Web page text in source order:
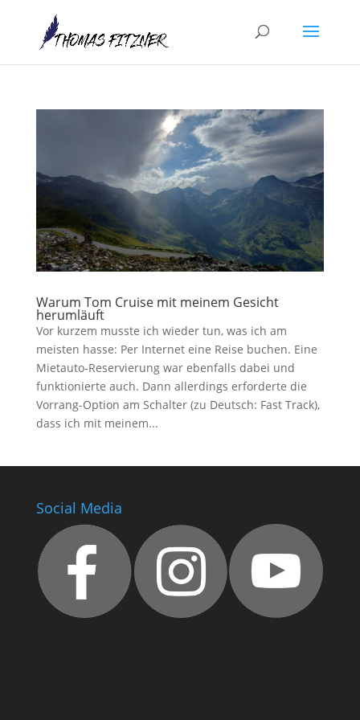
Warum Tom Cruise mit meinem Gesicht
herumläuft
Vor kurzem musste ich wieder tun, was ich am
meisten hasse: Per Internet eine Reise buchen. Eine
Mietauto-Reservierung war ebenfalls dabei und
funktionierte auch. Dann allerdings erforderte die
Vorrang-Option am Schalter (zu Deutsch: Fast Track),
dass ich mit meinem...
Social Media